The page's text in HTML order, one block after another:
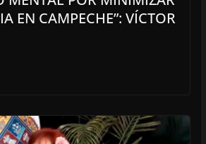
EN CAMPECHE”: VÍCTOR